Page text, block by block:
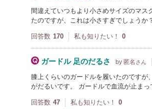
間違えていつもより小さめサイズのマス
たのですが、これは小さすぎでしょう
回答数 170 私も知りたい！ 0
ガードル 足のだるさ by 匿名 さん
膝上くらいのガードルを履いたのですが
がだるいです。 ガードルで血流が止ま
回答数 47 私も知りたい！ 0